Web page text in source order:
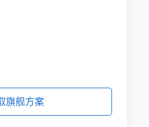
旗舰方案